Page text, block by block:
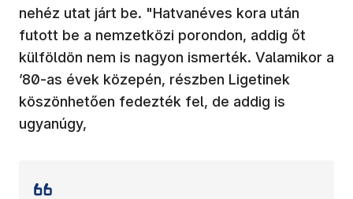
nehéz utat járt be. "Hatvanéves kora után
futott be a nemzetközi porondon, addig őt
külföldön nem is nagyon ismerték. Valamikor a
’80-as évek közepén, részben Ligetinek
köszönhetően fedezték fel, de addig is
ugyanúgy,